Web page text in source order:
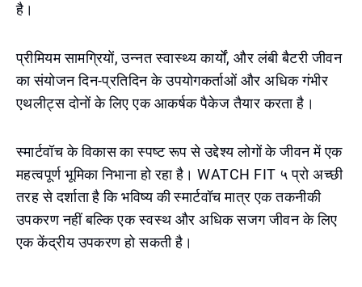
है।
प्रीमियम सामग्रियों, उन्नत स्वास्थ्य कार्यों, और लंबी बैटरी जीवन
का संयोजन दिन-प्रतिदिन के उपयोगकर्ताओं और अधिक गंभीर
एथलीट्स दोनों के लिए एक आकर्षक पैकेज तैयार करता है।
स्मार्टवॉच के विकास का स्पष्ट रूप से उद्देश्य लोगों के जीवन में एक
महत्वपूर्ण भूमिका निभाना हो रहा है। WATCH FIT ५ प्रो अच्छी
तरह से दर्शाता है कि भविष्य की स्मार्टवॉच मात्र एक तकनीकी
उपकरण नहीं बल्कि एक स्वस्थ और अधिक सजग जीवन के लिए
एक केंद्रीय उपकरण हो सकती है।